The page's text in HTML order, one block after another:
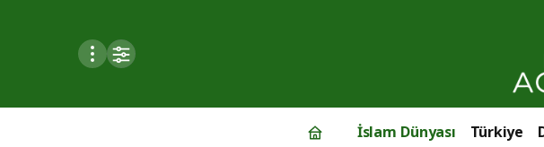
Mod
İslam Dünyası Türkiye